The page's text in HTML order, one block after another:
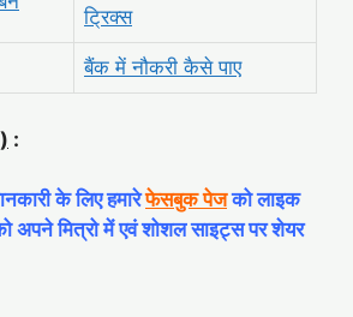
ट्रिक्स
बैंक में नौकरी कैसे पाए
:
के लिए हमारेफेसबुक पेजको लाइक
अपने मित्रो में एवं शोशल साइट्स पर शेयर